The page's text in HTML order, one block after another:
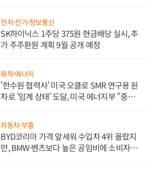
전자·전기·정보통신
SK하이닉스 1주당 375원 현금배당 실시, 추
가 주주환원 계획 9월 공개 예정
화학·에너지
'한수원 협력사' 미국 오클로 SMR 연구용 원
자로 '임계 상태' 도달, 미국 에너지부 "중요
자동차·부품
BYD코리아 가격 앞세워 수입차 4위 올랐지
만, BMW·벤츠보다 높은 공임비에 소비자